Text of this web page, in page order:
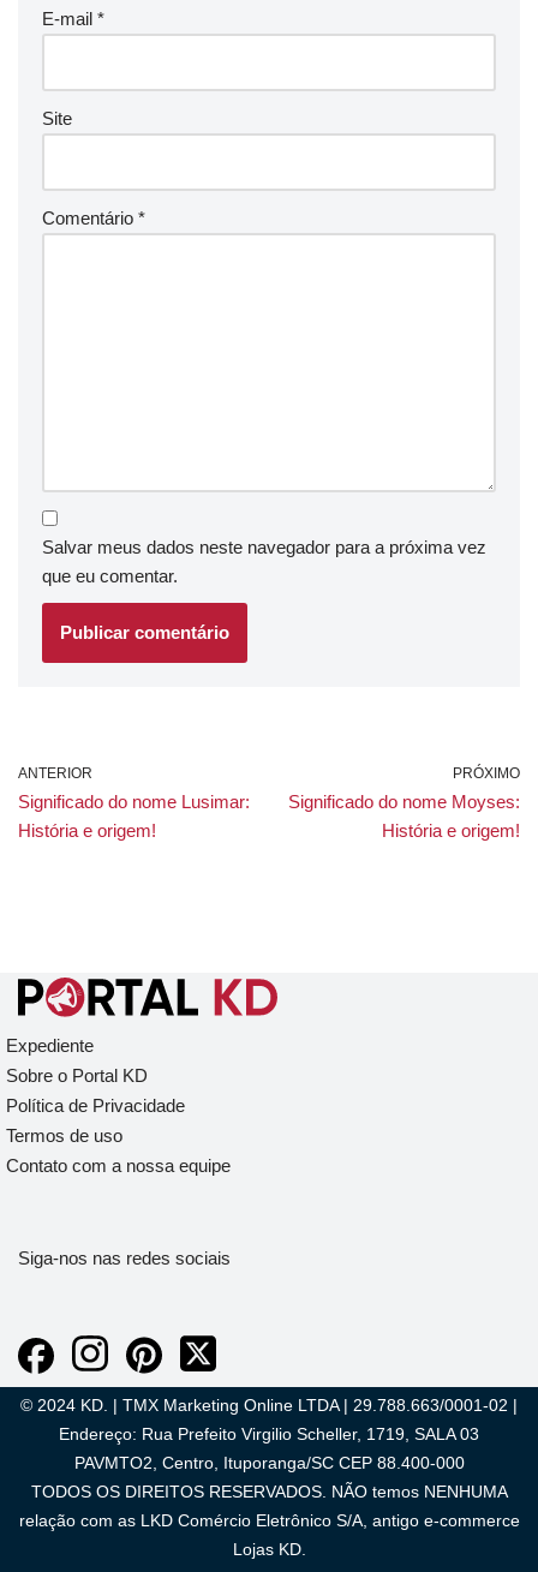
E-mail *
Site
Comentário *
Salvar meus dados neste navegador para a próxima vez
que eu comentar.
ANTERIOR
Significado do nome Lusimar:
História e origem!
PRÓXIMO
Significado do nome Moyses:
História e origem!
Expediente
Sobre o Portal KD
Política de Privacidade
Termos de uso
Contato com a nossa equipe
Siga-nos nas redes sociais
© 2024 KD. | TMX Marketing Online LTDA | 29.788.663/0001-02 |
Endereço: Rua Prefeito Virgilio Scheller, 1719, SALA 03
PAVMTO2, Centro, Ituporanga/SC CEP 88.400-000
TODOS OS DIREITOS RESERVADOS. NÃO temos NENHUMA
relação com as LKD Comércio Eletrônico S/A, antigo e-commerce
Lojas KD.